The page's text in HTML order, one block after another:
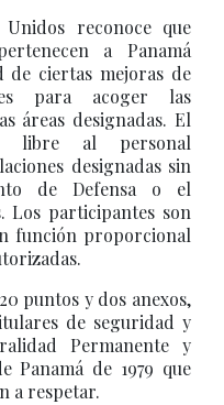
reconoce que
a Panamá
de ciertas mejoras de
para acoger las
áreas designadas. El
libre al personal
designadas sin
de Defensa o el
Los participantes son
función proporcional
puntos y dos anexos,
de seguridad y
Permanente y
Panamá de 1979 que
a respetar.